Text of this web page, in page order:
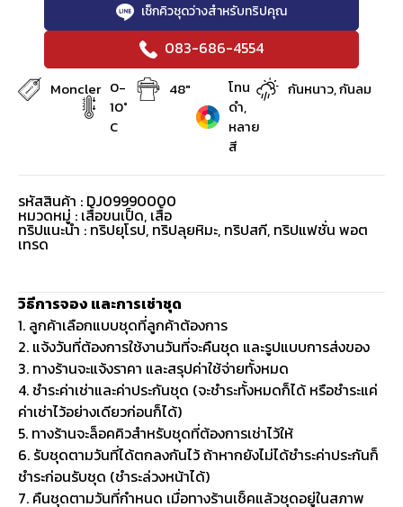
เช็กคิวชุดว่างสำหรับทริปคุณ
083-686-4554
Moncler 0-
10°
C
48"
โทน
ดำ,
หลาย
สี
กันหนาว, กันลม
รหัสสินค้า : DJ09990000
หมวดหมู่ : เสื้อขนเป็ด, เสื้อ
ทริปแนะนำ : ทริปยุโรป, ทริปลุยหิมะ, ทริปสกี, ทริปแฟชั่น พอต
เทรด
วิธีการจอง และการเช่าชุด
1. ลูกค้าเลือกแบบชุดที่ลูกค้าต้องการ
2. แจ้งวันที่ต้องการใช้งานวันที่จะคืนชุด และรูปแบบการส่งของ
3. ทางร้านจะแจ้งราคา และสรุปค่าใช้จ่ายทั้งหมด
4. ชำระค่าเช่าและค่าประกันชุด (จะชำระทั้งหมดก็ได้ หรือชำระแค่
ค่าเช่าไว้อย่างเดียวก่อนก็ได้)
5. ทางร้านจะล็อคคิวสำหรับชุดที่ต้องการเช่าไว้ให้
6. รับชุดตามวันที่ได้ตกลงกันไว้ ถ้าหากยังไม่ได้ชำระค่าประกันก็
ชำระก่อนรับชุด (ชำระล่วงหน้าได้)
7. คืนชุดตามวันที่กำหนด เมื่อทางร้านเช็คแล้วชุดอยู่ในสภาพ